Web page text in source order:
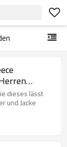
dieses lässt
und Jacke